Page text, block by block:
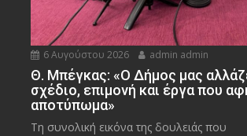
6 Αυγούστου 2026 admin admin
Θ. Μπέγκας: «Ο Δήμος μας
σχέδιο, επιμονή και έργα που
αποτύπωμα»
Τη συνολική εικόνα της δουλειάς που